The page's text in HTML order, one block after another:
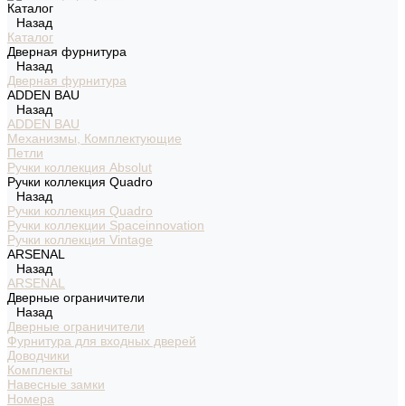
Каталог
Назад
Каталог
Дверная фурнитура
Назад
Дверная фурнитура
ADDEN BAU
Назад
ADDEN BAU
Механизмы, Комплектующие
Петли
Ручки коллекция Absolut
Ручки коллекция Quadro
Назад
Ручки коллекция Quadro
Ручки коллекции Spaceinnovation
Ручки коллекция Vintage
ARSENAL
Назад
ARSENAL
Дверные ограничители
Назад
Дверные ограничители
Фурнитура для входных дверей
Доводчики
Комплекты
Навесные замки
Номера